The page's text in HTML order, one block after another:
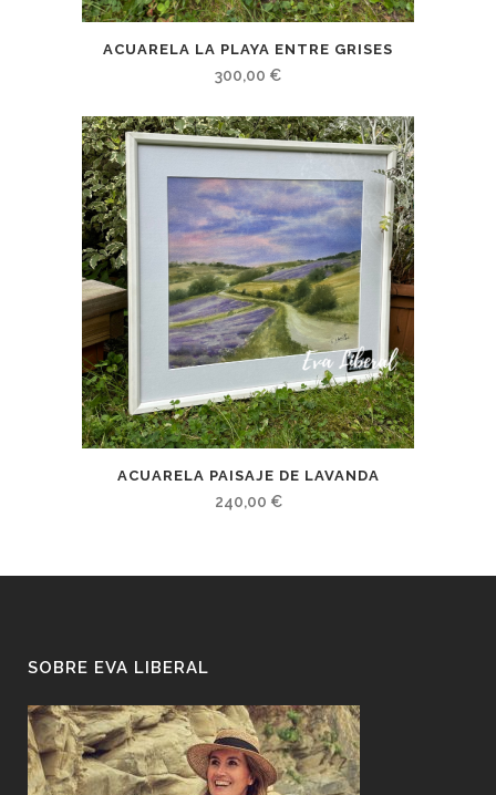
ACUARELA LA PLAYA ENTRE GRISES
300,00 €
ACUARELA PAISAJE DE LAVANDA
240,00 €
SOBRE EVA LIBERAL